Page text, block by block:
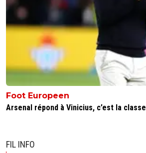
Foot Europeen
Arsenal répond à Vinicius, c’est la classe
FIL INFO